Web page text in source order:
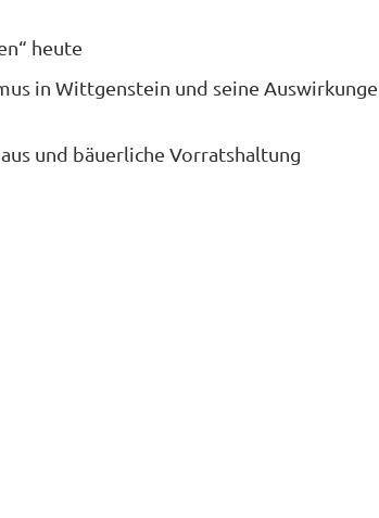
heute
in Wittgenstein und seine
und bäuerliche Vorratshaltung